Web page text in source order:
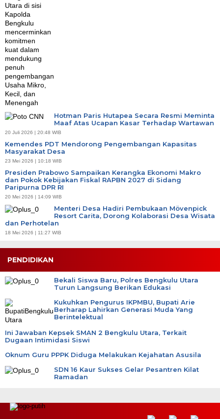
Hotman Paris Hutapea Secara Resmi Meminta
Maaf Atas Ucapan Kasar Terhadap Wartawan
20 Juli 2026 | 20:48 WIB
Kemendes PDT Mendorong Pengembangan Kapasitas
Masyarakat Desa
23 Mei 2026 | 10:18 WIB
Presiden Prabowo Sampaikan Kerangka Ekonomi Makro
dan Pokok Kebijakan Fiskal RAPBN 2027 di Sidang
Paripurna DPR RI
20 Mei 2026 | 14:09 WIB
Menteri Desa Hadiri Pembukaan Mövenpick
Resort Carita, Dorong Kolaborasi Desa Wisata
dan Perhotelan
18 Mei 2026 | 11:27 WIB
PENDIDIKAN
Bekali Siswa Baru, Polres Bengkulu Utara
Turun Langsung Berikan Edukasi
Kukuhkan Pengurus IKPMBU, Bupati Arie
Berharap Lahirkan Generasi Muda Yang
Berintelektual
Ini Jawaban Kepsek SMAN 2 Bengkulu Utara, Terkait
Dugaan Intimidasi Siswi
Oknum Guru PPPK Diduga Melakukan Kejahatan Asusila
SDN 16 Kaur Sukses Gelar Pesantren Kilat
Ramadan